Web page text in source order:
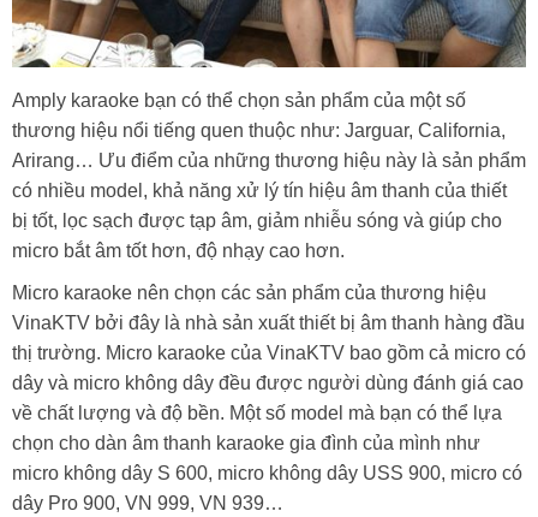
Amply karaoke bạn có thể chọn sản phẩm của một số
thương hiệu nổi tiếng quen thuộc như: Jarguar, California,
Arirang… Ưu điểm của những thương hiệu này là sản phẩm
có nhiều model, khả năng xử lý tín hiệu âm thanh của thiết
bị tốt, lọc sạch được tạp âm, giảm nhiễu sóng và giúp cho
micro bắt âm tốt hơn, độ nhạy cao hơn.
Micro karaoke nên chọn các sản phẩm của thương hiệu
VinaKTV bởi đây là nhà sản xuất thiết bị âm thanh hàng đầu
thị trường. Micro karaoke của VinaKTV bao gồm cả micro có
dây và micro không dây đều được người dùng đánh giá cao
về chất lượng và độ bền. Một số model mà bạn có thể lựa
chọn cho dàn âm thanh karaoke gia đình của mình như
micro không dây S 600, micro không dây USS 900, micro có
dây Pro 900, VN 999, VN 939…